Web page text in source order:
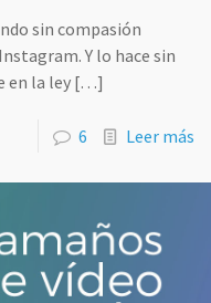
sin compasión
Y lo hace sin
en la ley […]
6 Leer más